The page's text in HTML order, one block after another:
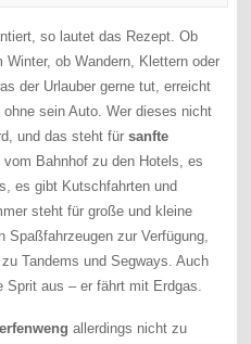
so lautet das Rezept. Ob
Winter, ob Wandern, Klettern oder
der Urlauber gerne tut, erreicht
ohne sein Auto. Wer dieses nicht
und das steht fürsanfte
Bahnhof zu den Hotels, es
es gibt Kutschfahrten und
steht für große und kleine
Spaßfahrzeugen zur Verfügung,
Tandems und Segways. Auch
Sprit aus – er fährt mit Erdgas.
allerdings nicht zu